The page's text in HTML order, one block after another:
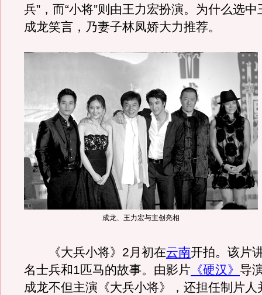
兵”，而“小将”则由王力宏扮演。为什么选
成龙笑言，乃妻子林凤娇大力推荐。
成龙、王力宏与主创亮相
《大兵小将》2月初在云南开拍。该片
名士兵和1匹马的故事。由影片 《硬汉》 导
成龙不但主演《大兵小将》，还担任制片人